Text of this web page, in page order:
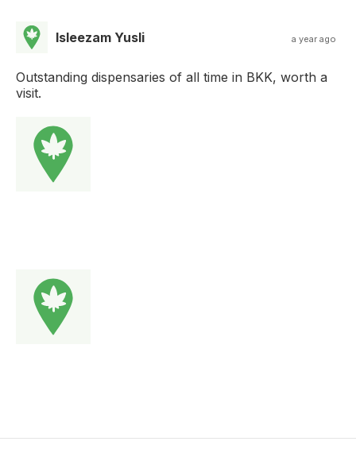
Isleezam Yusli a year ago
Outstanding dispensaries of all time in BKK, worth a
visit.